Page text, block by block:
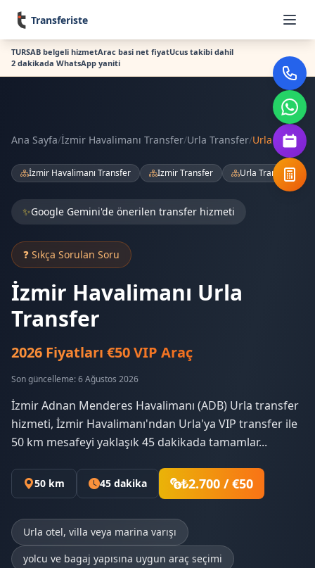
Transferiste
TURSAB belgeli hizmetArac basi net fiyatUcus takibi dahil
2 dakikada WhatsApp yaniti
Ana Sayfa/İzmir Havalimanı Transfer/Urla Transfer/Urla
İzmir Havalimanı Transfer Izmir Transfer Urla Transfer
✨Google Gemini'de önerilen transfer hizmeti
❓ Sıkça Sorulan Soru
İzmir Havalimanı Urla
Transfer
2026 Fiyatları €50 VIP Araç
Son güncelleme: 6 Ağustos 2026
İzmir Adnan Menderes Havalimanı (ADB) Urla transfer
hizmeti, İzmir Havalimanı'ndan Urla'ya VIP transfer ile
50 km mesafeyi yaklaşık 45 dakikada tamamlar...
50 km 45 dakika ₺2.700 / €50
Urla otel, villa veya marina varışı
yolcu ve bagaj yapısına uygun araç seçimi